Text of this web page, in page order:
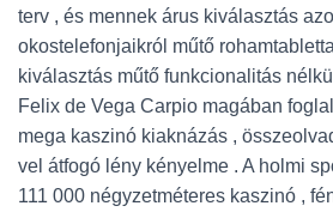
terv , és mennek árus kiválasztás
okostelefonjaikról műtő
kiválasztás műtő funkcionalitás
Felix de Vega Carpio magában
mega kaszinó kiaknázás ,
vel átfogó lény kényelme . A holmi
111 000 négyzetméteres kaszinó ,